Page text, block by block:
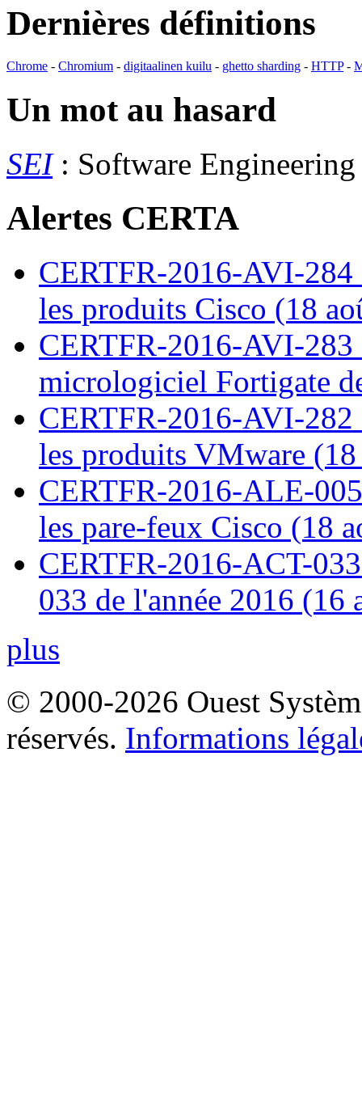
Dernières définitions
Chrome - Chromium - digitaalinen kuilu - ghetto sharding - HTTP-
Un mot au hasard
SEI: Software
Alertes CERTA
CERTFR-2016-AVI-
les produits Cisco (18
CERTFR-2016-AVI-
micrologiciel Fortigate
CERTFR-2016-AVI-
les produits VMware
CERTFR-2016-ALE-
les pare-feux Cisco (18
CERTFR-2016-ACT-
033 de l'année 2016 (16
plus
© 2000-2026 Ouest
réservés. Informations